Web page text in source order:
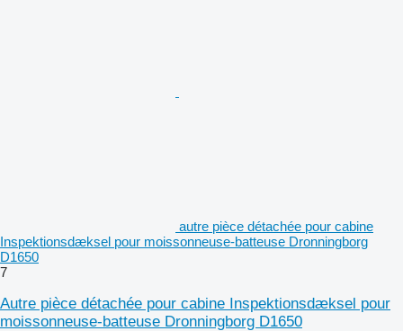
autre pièce détachée pour cabine
Inspektionsdæksel pour moissonneuse-batteuse Dronningborg
D1650
7
Autre pièce détachée pour cabine Inspektionsdæksel pour
moissonneuse-batteuse Dronningborg D1650